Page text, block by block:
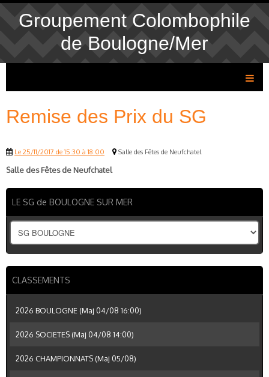
Groupement Colombophile
de Boulogne/Mer
Remise des Prix du SG
Le 25/11/2017 de 15:30 à 18:00 Salle des Fêtes de Neufchatel
Salle des Fêtes de Neufchatel
LE SG de BOULOGNE SUR MER
CLASSEMENTS
2026 BOULOGNE (Maj 04/08 16:00)
2026 SOCIETES (Maj 04/08 14:00)
2026 CHAMPIONNATS (Maj 05/08)